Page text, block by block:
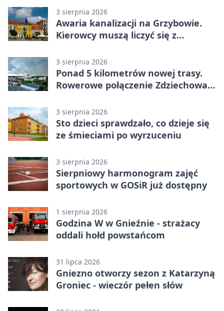
3 sierpnia 2026
Awaria kanalizacji na Grzybowie.
Kierowcy muszą liczyć się z
3 sierpnia 2026
Ponad 5 kilometrów nowej trasy.
Rowerowe połączenie Zdziechowa z
3 sierpnia 2026
Sto dzieci sprawdzało, co dzieje się
ze śmieciami po wyrzuceniu
3 sierpnia 2026
Sierpniowy harmonogram zajęć
sportowych w GOSiR już dostępny
1 sierpnia 2026
Godzina W w Gnieźnie - strażacy
oddali hołd powstańcom
31 lipca 2026
Gniezno otworzy sezon z Katarzyną
Groniec - wieczór pełen słów